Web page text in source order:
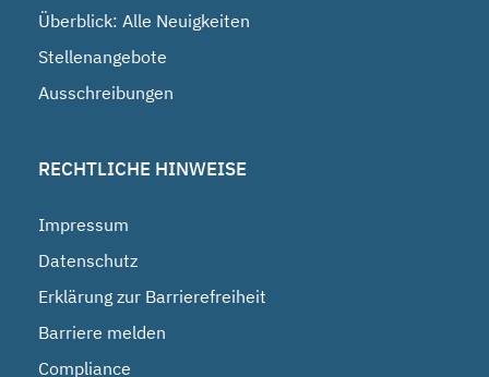
Überblick: Alle Neuigkeiten
Stellenangebote
Ausschreibungen
RECHTLICHE HINWEISE
Impressum
Datenschutz
Erklärung zur Barrierefreiheit
Barriere melden
Compliance